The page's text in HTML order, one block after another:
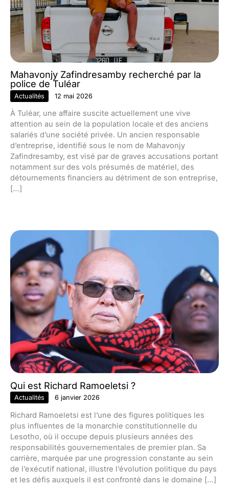
Mahavonjy Zafindresamby recherché par la
police de Tuléar
Actualités 12 mai 2026
À Tuléar, une affaire suscite actuellement une vive
attention au sein de la population locale et des anciens
salariés d’une société privée. Un ancien responsable
d’entreprise, identifié sous le nom de Mahavonjy
Zafindresamby, est visé par de graves accusations portant
notamment sur des vols présumés de matériel, des
détournements financiers au détriment de son entreprise,
[…]
Qui est Richard Ramoeletsi ?
Actualités 6 janvier 2026
Richard Ramoeletsi est l’une des figures politiques les
plus influentes de la monarchie constitutionnelle du
Lesotho, où il occupe depuis plusieurs années des
responsabilités gouvernementales de premier plan. Sa
carrière, marquée par une progression constante au sein
de l’exécutif national, illustre l’évolution politique du pays
et les défis auxquels il est confronté dans le domaine […]